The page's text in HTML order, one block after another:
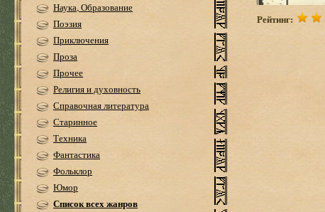
Наука, Образование
Поэзия
Приключения
Проза
Прочее
Религия и духовность
Справочная литература
Старинное
Техника
Фантастика
Фольклор
Юмор
Список всех жанров
Рейтинг: